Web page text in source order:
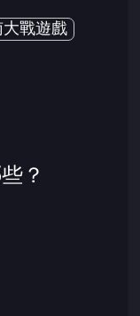
大戰遊戲
？